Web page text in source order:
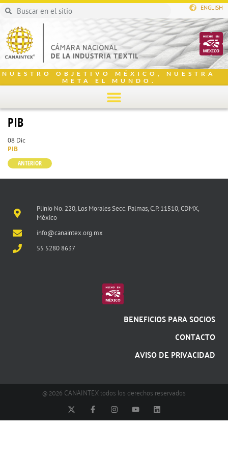
ENGLISH
NUESTRO OBJETIVO MÉXICO, NUESTRA
META EL MUNDO.
PIB
08 Dic
PIB
ANTERIOR
Plinio No. 220, Los Morales Secc. Palmas, C.P. 11510, CDMX,
México
info@canaintex.org.mx
55 5280 8637
BENEFICIOS PARA SOCIOS
CONTACTO
AVISO DE PRIVACIDAD
@ 2026 CANAINTEX todos los derechos reservados